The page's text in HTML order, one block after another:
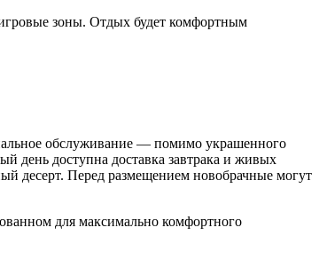
зоны. Отдых будет комфортным
обслуживание — помимо украшенного
день доступна доставка завтрака и живых
десерт. Перед размещением новобрачные могут
для максимально комфортного